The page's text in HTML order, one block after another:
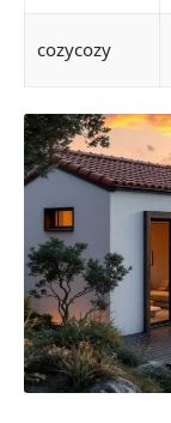
cozycozy